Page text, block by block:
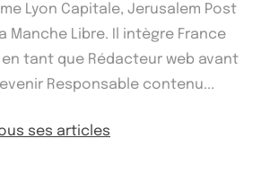
Lyon Capitale, Jerusalem Post
Manche Libre. Il intègre France
en tant que Rédacteur web avant
Responsable contenu...
ses articles